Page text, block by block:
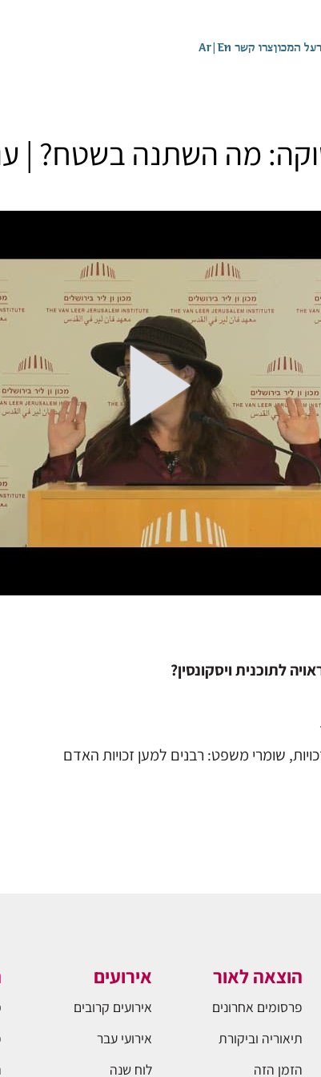
על המכוןצרו קשר En
|
Ar
מה השתנה בשטח? |
לתוכנית ויסקונסין?
שומרי משפט: רבנים למען זכויות האדם
הוצאה לאור
פרסומים אחרונים
תיאוריה וביקורת
הזמן הזה
אירועים
אירועים קרובים
אירועי עבר
לוח שנה